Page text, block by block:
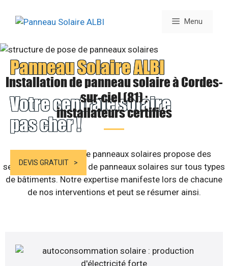
Menu
Panneau Solaire ALBI
Votre centrale solaire
pas cher !
DEVIS GRATUIT
Installation de panneau solaire à Cordes-
sur-ciel (81) :
installateurs certifiés
Notre entreprise de panneaux solaires propose des
services d’installation de panneaux solaires sur tous types
de bâtiments. Notre expertise manifeste lors de chacune
de nos interventions et peut se résumer ainsi.